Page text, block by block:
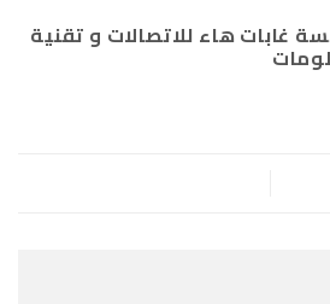
غابات هاء للاتصالات و تقنية